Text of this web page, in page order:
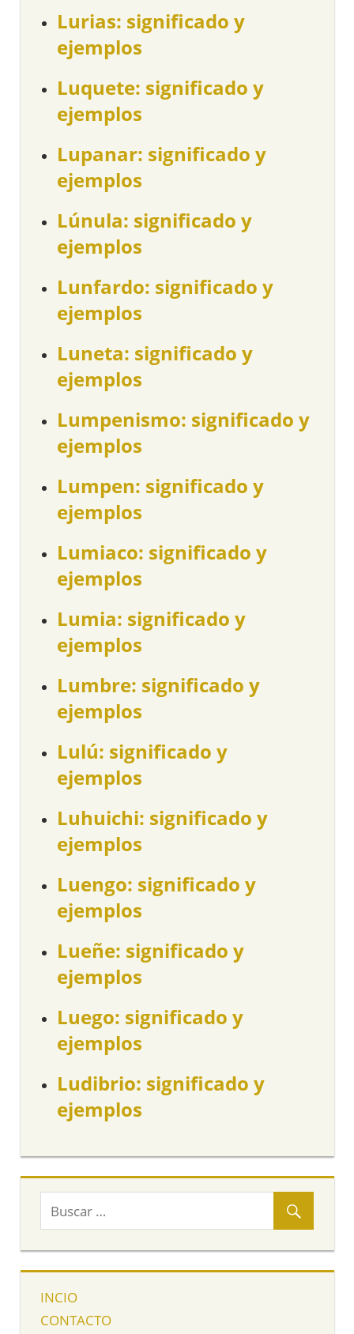
Lurias: significado y
ejemplos
Luquete: significado y
ejemplos
Lupanar: significado y
ejemplos
Lúnula: significado y
ejemplos
Lunfardo: significado y
ejemplos
Luneta: significado y
ejemplos
Lumpenismo: significado y
ejemplos
Lumpen: significado y
ejemplos
Lumiaco: significado y
ejemplos
Lumia: significado y
ejemplos
Lumbre: significado y
ejemplos
Lulú: significado y
ejemplos
Luhuichi: significado y
ejemplos
Luengo: significado y
ejemplos
Lueñe: significado y
ejemplos
Luego: significado y
ejemplos
Ludibrio: significado y
ejemplos
INCIO
CONTACTO